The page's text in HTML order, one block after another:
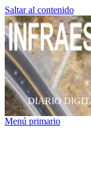
Saltar al contenido
DIARIO
Menú primario